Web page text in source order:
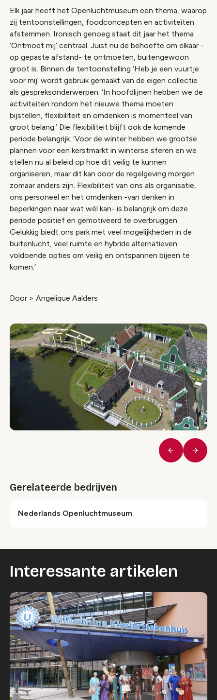
Elk jaar heeft het Openluchtmuseum een thema, waarop
zij tentoonstellingen, foodconcepten en activiteiten
afstemmen. Ironisch genoeg staat dit jaar het thema
‘Ontmoet mij’ centraal. Juist nu de behoefte om elkaar -
op gepaste afstand- te ontmoeten, buitengewoon
groot is. Binnen de tentoonstelling ‘Heb je een vuurtje
voor mij’ wordt gebruik gemaakt van de eigen collectie
als gespreksonderwerpen. ‘In hoofdlijnen hebben we de
activiteiten rondom het nieuwe thema moeten
bijstellen, flexibiliteit en omdenken is momenteel van
groot belang.’ Die flexibiliteit blijft ook de komende
periode belangrijk. ‘Voor de winter hebben we grootse
plannen voor een kerstmarkt in winterse sferen en we
stellen nu al beleid op hoe dit veilig te kunnen
organiseren, maar dit kan door de regelgeving morgen
zomaar anders zijn. Flexibiliteit van ons als organisatie,
ons personeel en het omdenken -van denken in
beperkingen naar wat wél kan- is belangrijk om deze
periode positief en gemotiveerd te overbruggen.
Gelukkig biedt ons park met veel mogelijkheden in de
buitenlucht, veel ruimte en hybride alternatieven
voldoende opties om veilig en ontspannen bijeen te
komen.’
Door > Angelique Aalders
Vorige
Gerelateerde bedrijven
Nederlands Openluchtmuseum
Interessante artikelen